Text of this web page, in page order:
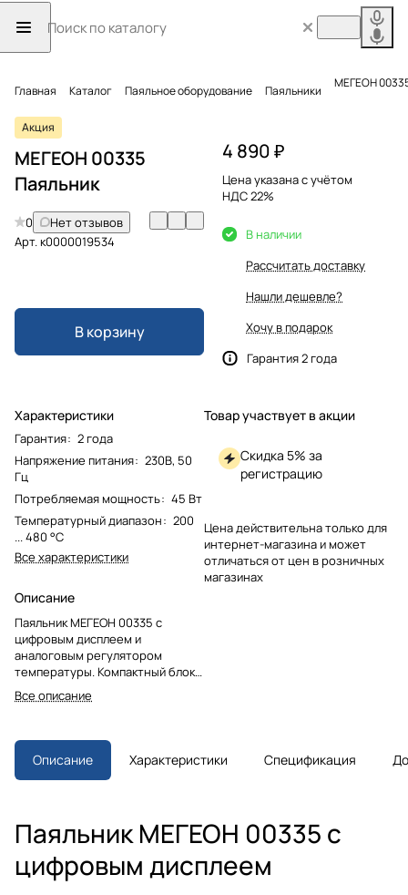
Главная Каталог Паяльное оборудование Паяльники МЕГЕОН
Акция
МЕГЕОН 00335
Паяльник
0
Нет отзывов
Арт.к0000019534
В корзину
Характеристики
Гарантия: 2 года
Напряжение питания: 230В, 50
Гц
Потребляемая мощность: 45 Вт
Температурный диапазон: 200
... 480 °С
Все характеристики
Описание
Паяльник МЕГЕОН 00335 с
цифровым дисплеем и
аналоговым регулятором
температуры. Компактный блок
управления, мягкий провод и
антистатическая защита.
температуры и быстрый
прогрев. Совместим с широким
рядом сменных жал типа 900М-
Все описание
4 890 ₽
Цена указана с учётом
НДС 22%
В наличии
Рассчитать доставку
Нашли дешевле?
Хочу в подарок
Гарантия 2 года
Товар участвует в акции
Скидка 5% за
регистрацию
Цена действительна только для
интернет-магазина и может
отличаться от цен в розничных
магазинах
Описание Характеристики Спецификация
Паяльник МЕГЕОН 00335 с
цифровым дисплеем